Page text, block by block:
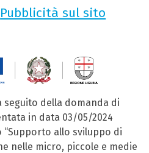
Pubblicità sul sito
a seguito della domanda di
in data 03/05/2024
“Supporto allo sviluppo di
nelle micro, piccole e medie